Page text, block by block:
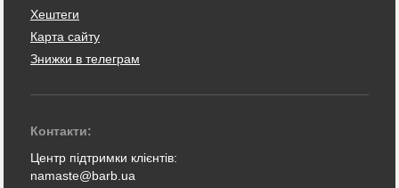
Хештеги
Карта сайту
Знижки в телеграм
Контакти:
Центр підтримки клієнтів:
namaste@barb.ua